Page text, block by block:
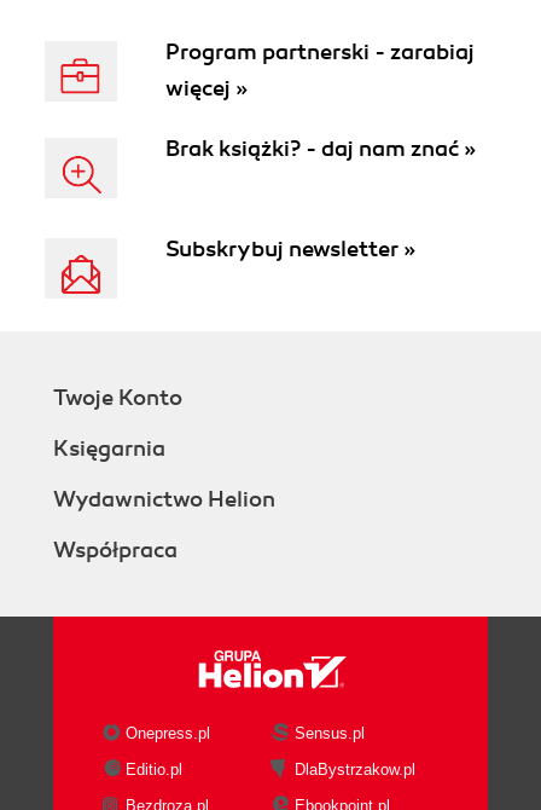
Program partnerski - zarabiaj
więcej »
Brak książki? - daj nam znać »
Subskrybuj newsletter »
Twoje Konto
Księgarnia
Wydawnictwo Helion
Współpraca
Onepress.pl
Sensus.pl
Editio.pl
DlaBystrzakow.pl
Bezdroza.pl
Ebookpoint.pl